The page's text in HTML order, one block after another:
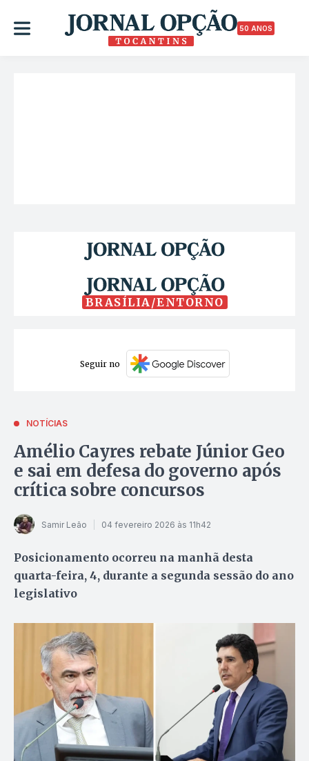
50 ANOS
BRASÍLIA/ENTORNO
Seguir no
NOTÍCIAS
Amélio Cayres rebate Júnior Geo
e sai em defesa do governo após
crítica sobre concursos
Samir Leão 04 fevereiro 2026 às 11h42
Posicionamento ocorreu na manhã desta
quarta-feira, 4, durante a segunda sessão do ano
legislativo